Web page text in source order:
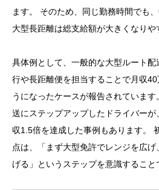
ます。 そのため、同じ勤務時間でも
大型長距離は総支給額が大きくなりや
具体例として、一般的な大型ルート
行や長距離便を担当することで月収
うになったケースが報告されていま
送にステップアップしたドライバー
収1.5倍を達成した事例もあります。
点は、「まず大型免許でレンジを広
げる」というステップを意識すること